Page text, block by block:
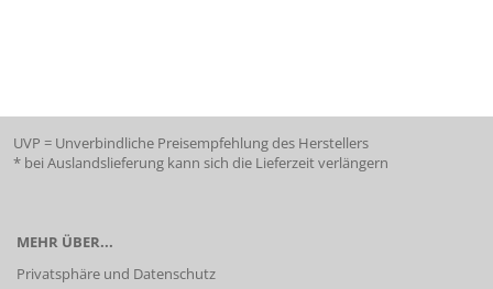
UVP = Unverbindliche Preisempfehlung des Herstellers
* bei Auslandslieferung kann sich die Lieferzeit verlängern
MEHR ÜBER...
Privatsphäre und Datenschutz